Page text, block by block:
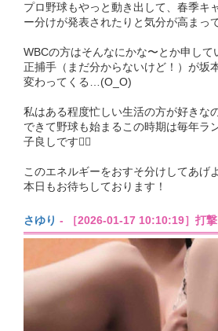
プロ野球もやっと動き出して、春季キ
ー分けが発表されたりと気分が高まっ
WBCの方はそんなにかな〜とか申して
正捕手（まだ分からないけど！）が坂
変わってくる…(O_O)
私はある程度忙しい生活の方が好きな
できて野球も始まるこの時期は毎年ラ
子良しです🏃‍♀️
このエネルギーをおすそ分けしてあげ
本日もお待ちしております！
さゆり - ［2026-01-17 10:10:19］打撃